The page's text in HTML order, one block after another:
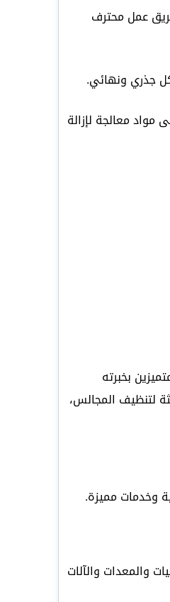
فريق عمل محترف
جذري ونهائي.
معالجة لإزالة
بخبرته
لتنظيف المجالس،
وخدمات مميزة.
والمعدات والآلات